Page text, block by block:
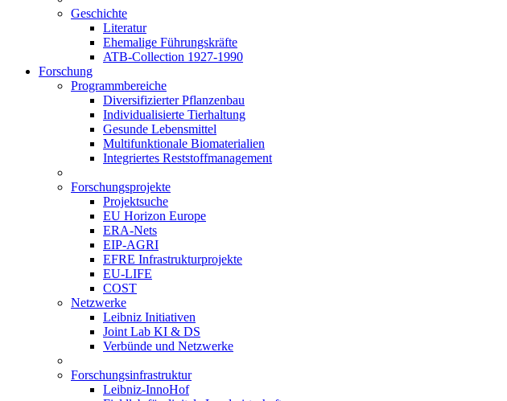
Geschichte
Literatur
Ehemalige Führungskräfte
ATB-Collection 1927-1990
Forschung
Programmbereiche
Diversifizierter Pflanzenbau
Individualisierte Tierhaltung
Gesunde Lebensmittel
Multifunktionale Biomaterialien
Integriertes Reststoffmanagement
Forschungsprojekte
Projektsuche
EU Horizon Europe
ERA-Nets
EIP-AGRI
EFRE Infrastrukturprojekte
EU-LIFE
COST
Netzwerke
Leibniz Initiativen
Joint Lab KI & DS
Verbünde und Netzwerke
Forschungsinfrastruktur
Leibniz-InnoHof